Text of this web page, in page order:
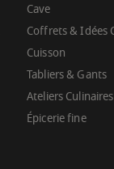
Cave
Coffrets & Idées
Cuisson
Tabliers & Gants
Ateliers Culinaires
Épicerie fine